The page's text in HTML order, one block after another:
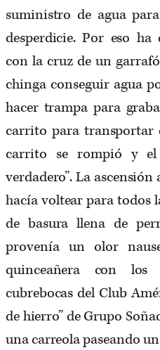
suministro de agua
desperdicie. Por eso ha
con la cruz de un
chinga conseguir agua
hacer trampa para
carrito para transportar
carrito se rompió y el
verdadero”. La
hacía voltear para todos
de basura llena de
provenía un olor
quinceañera con los
cubrebocas del Club
de hierro” de Grupo
una carreola paseando